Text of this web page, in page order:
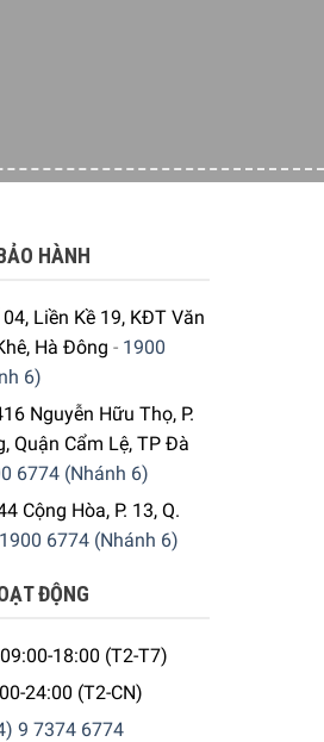
nóng thực phẩm
HÀNH
Liền Kề 19, KĐT Văn
Hà Đông - 1900
6)
Nguyễn Hữu Thọ, P.
Quận Cẩm Lệ, TP Đà
6774 (Nhánh 6)
Cộng Hòa, P. 13, Q.
1900 6774 (Nhánh 6)
ĐỘNG
18:00 (T2-T7)
24:00 (T2-CN)
9 7374 6774